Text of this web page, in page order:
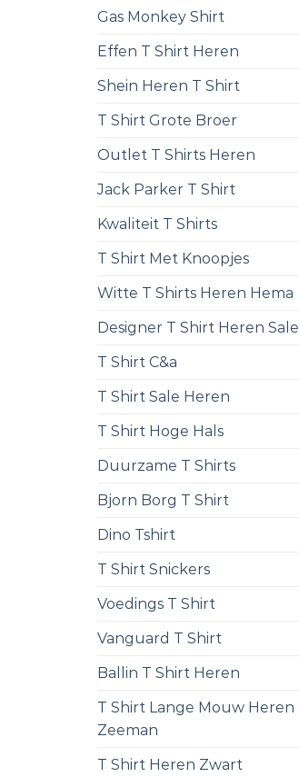
Gas Monkey Shirt
Effen T Shirt Heren
Shein Heren T Shirt
T Shirt Grote Broer
Outlet T Shirts Heren
Jack Parker T Shirt
Kwaliteit T Shirts
T Shirt Met Knoopjes
Witte T Shirts Heren Hema
Designer T Shirt Heren Sale
T Shirt C&a
T Shirt Sale Heren
T Shirt Hoge Hals
Duurzame T Shirts
Bjorn Borg T Shirt
Dino Tshirt
T Shirt Snickers
Voedings T Shirt
Vanguard T Shirt
Ballin T Shirt Heren
T Shirt Lange Mouw Heren
Zeeman
T Shirt Heren Zwart